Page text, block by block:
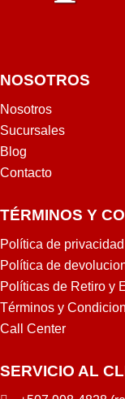
NOSOTROS
Nosotros
Sucursales
Blog
Contacto
TÉRMINOS Y
Política de
Política de
Políticas de Retiro y
Términos y
Call Center
SERVICIO AL